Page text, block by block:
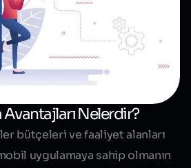
Nelerdir?
bütçeleri ve faaliyet alanları
uygulamaya sahip olmanın